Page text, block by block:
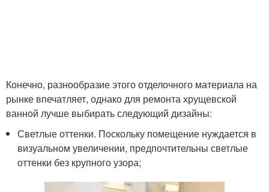
Конечно, разнообразие этого отделочного материала на
рынке впечатляет, однако для ремонта хрущевской
ванной лучше выбирать следующий дизайны:
Светлые оттенки. Поскольку помещение нуждается в
визуальном увеличении, предпочтительны светлые
оттенки без крупного узора;